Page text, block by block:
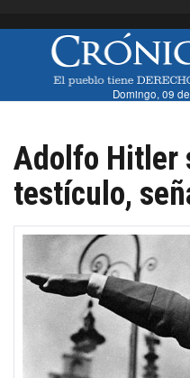
Domingo, 09
Adolfo Hitler
testículo,